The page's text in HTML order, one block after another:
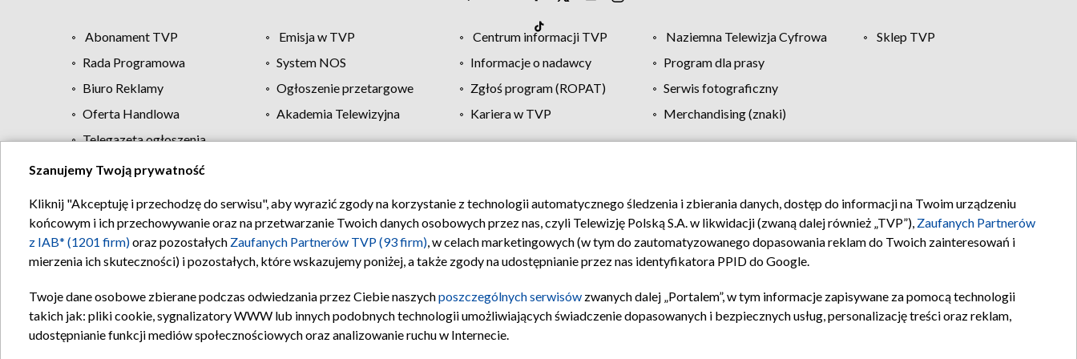
Abonament TVP Emisja w TVP Centrum informacji TVP Naziemna Telewizja Cyfrowa
Sklep TVP
Rada Programowa
System NOS Informacje o nadawcy
Program dla prasy
Biuro Reklamy
Ogłoszenie przetargowe Zgłoś program (ROPAT)
Serwis fotograficzny
Oferta Handlowa
Akademia Telewizyjna Kariera w TVP
Merchandising (znaki)
Telegazeta ogłoszenia
Regulamin TVP Polityka prywatności Moje zgody Pomoc Biuro reklamy Kontakt
Szanujemy Twoją prywatność
Kliknij "Akceptuję i przechodzę do serwisu", aby wyrazić zgody na korzystanie z technologii automatycznego śledzenia i zbierania danych, dostęp do informacji na Twoim urządzeniu
końcowym i ich przechowywanie oraz na przetwarzanie Twoich danych osobowych przez nas, czyli Telewizję Polską S.A. w likwidacji (zwaną dalej również „TVP”), Zaufanych Partnerów
z IAB* (1201 firm)oraz pozostałych Zaufanych Partnerów TVP (93 firm), w celach marketingowych (w tym do zautomatyzowanego dopasowania reklam do Twoich zainteresowań i
mierzenia ich skuteczności) i pozostałych, które wskazujemy poniżej, a także zgody na udostępnianie przez nas identyfikatora PPID do Google.
Twoje dane osobowe zbierane podczas odwiedzania przez Ciebie naszychposzczególnych serwisów zwanych dalej „Portalem”, w tym informacje zapisywane za pomocą technologii
takich jak: pliki cookie, sygnalizatory WWW lub innych podobnych technologii umożliwiających świadczenie dopasowanych i bezpiecznych usług, personalizację treści oraz reklam,
udostępnianie funkcji mediów społecznościowych oraz analizowanie ruchu w Internecie.